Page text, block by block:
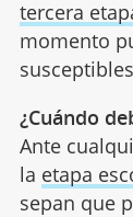
tercera
momento
¿Cuándo
Ante
la etapa
sepan que